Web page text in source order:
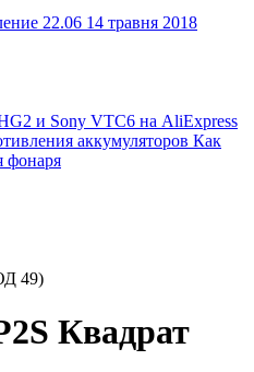
22.06 14 травня 2018
и Sony VTC6 на AliExpress
аккумуляторов Как
фонаря
49)
Квадрат